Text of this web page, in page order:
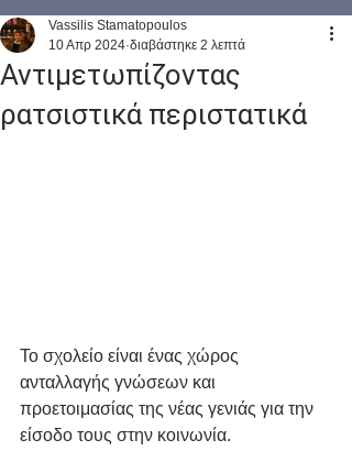
Αντιμετωπίζοντας
ρατσιστικά περιστατικά
Vassilis Stamatopoulos
10 Απρ 2024 διαβάστηκε 2 λεπτά
Το σχολείο είναι ένας χώρος
ανταλλαγής γνώσεων και
προετοιμασίας της νέας γενιάς για την
είσοδο τους στην κοινωνία.